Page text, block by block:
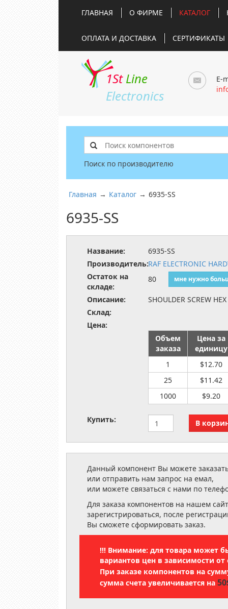
ГЛАВНАЯ О ФИРМЕ КАТАЛОГ
ОПЛАТА И ДОСТАВКА СЕРТИФИКАТЫ
1St Line
Electronics
E-
Поиск по производителю
Главная → Каталог → 6935-SS
6935-SS
Название:
6935-SS
Производитель:RAF ELECTRONIC
Остаток на
складе:
80 мне нужно
Описание:
SHOULDER SCREW
Склад:
Цена:
Объем
заказа
Цена за
единицу
1
$12.70
25
$11.42
1000
$9.20
Купить:
Данный компонент Вы можете
или отправить нам запрос на емал,
или можете связаться с нами по
Для заказа компонентов на нашем
зарегистрироваться, после
Вы сможете сформировать заказ.
!!! Внимание: для товара может
вариантов цен в зависимости от
При заказе компонентов на
сумма счета увеличивается на